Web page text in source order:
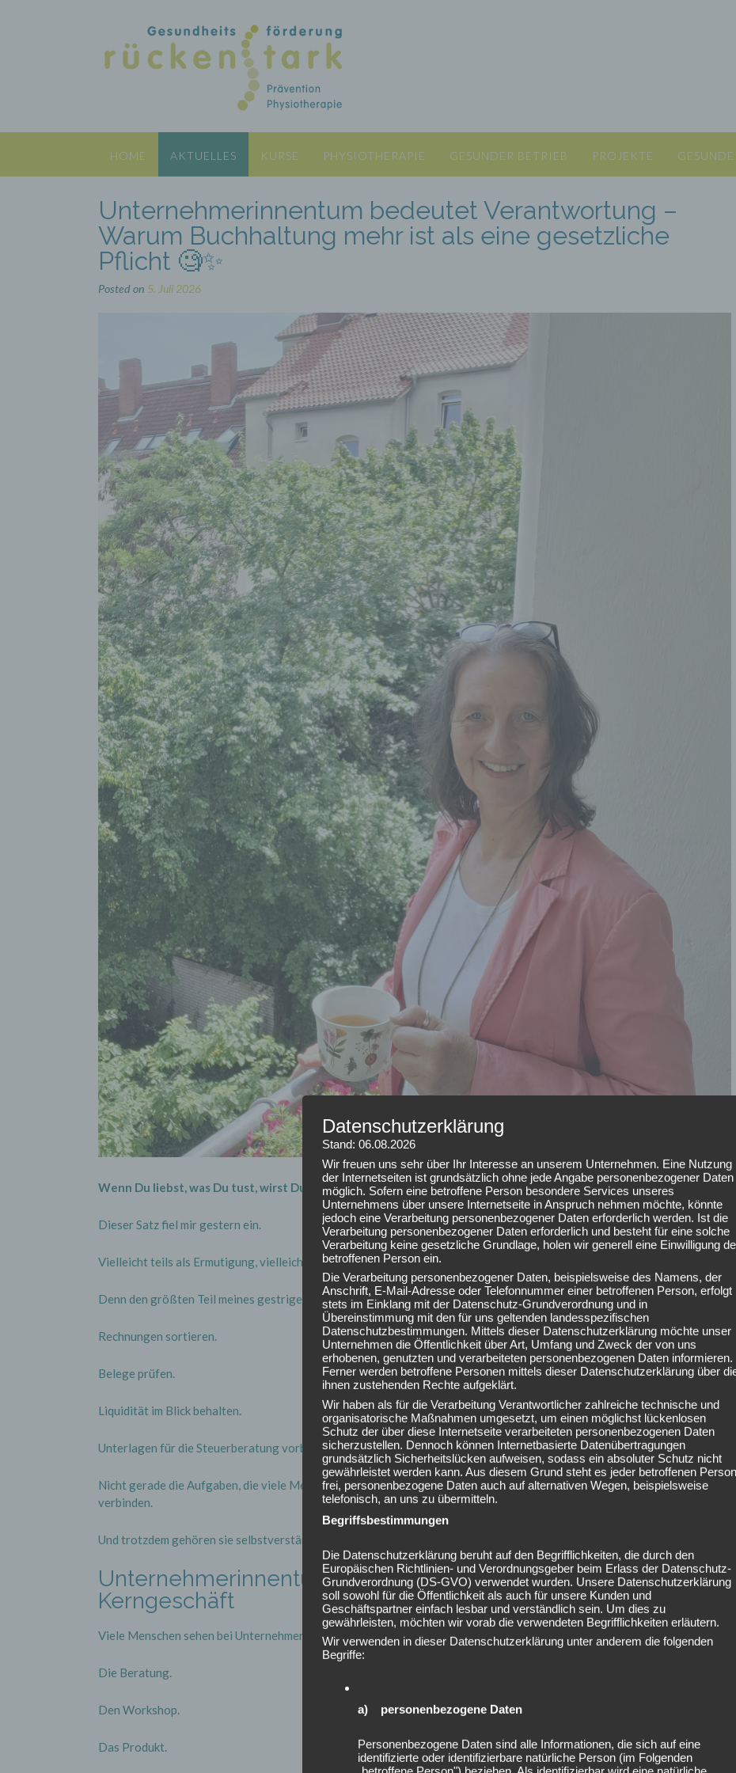
HOME AKTUELLES KURSE PHYSIOTHERAPIE GESUNDER BETRIEB PROJEKTE
Unternehmerinnentum bedeutet Verantwortung –
Warum Buchhaltung mehr ist als eine gesetzliche
Pflicht 🧐✨
Posted on 5. Juli 2026
Wenn Du liebst, was Du tust, wirst Du nie wieder arbeiten.
Dieser Satz fiel mir gestern ein.
Vielleicht teils als Ermutigung, vielleicht auch weil Zahlen tatsächlich beruhigen. 🧘‍♀️🙏
Denn den größten Teil meines gestrigen Samstags habe ich mit meiner Finanzbuchhaltung verbracht.
Rechnungen sortieren.
Belege prüfen.
Liquidität im Blick behalten.
Unterlagen für die Steuerberatung vorbereiten.
Nicht gerade die Aufgaben, die viele Menschen mit meinem Beruf als Physiotherapeutin und Gesundheitsmanagerin
verbinden.
Und trotzdem gehören sie selbstverständlich dazu.
Unternehmerinnentum besteht aus weit mehr als dem
Kerngeschäft
Viele Menschen sehen bei Unternehmerinnen und Unternehmern vor allem das eigentliche Angebot:
Die Beratung.
Den Workshop.
Das Produkt.
Datenschutzerklärung
Stand: 06.08.2026
Wir freuen uns sehr über Ihr Interesse an unserem Unternehmen. Eine Nutzung
der Internetseiten ist grundsätzlich ohne jede Angabe personenbezogener Daten
möglich. Sofern eine betroffene Person besondere Services unseres
Unternehmens über unsere Internetseite in Anspruch nehmen möchte, könnte
jedoch eine Verarbeitung personenbezogener Daten erforderlich werden. Ist die
Verarbeitung personenbezogener Daten erforderlich und besteht für eine solche
Verarbeitung keine gesetzliche Grundlage, holen wir generell eine Einwilligung
betroffenen Person ein.
Die Verarbeitung personenbezogener Daten, beispielsweise des Namens, der
Anschrift, E-Mail-Adresse oder Telefonnummer einer betroffenen Person, erfolgt
stets im Einklang mit der Datenschutz-Grundverordnung und in
Übereinstimmung mit den für uns geltenden landesspezifischen
Datenschutzbestimmungen. Mittels dieser Datenschutzerklärung möchte unser
Unternehmen die Öffentlichkeit über Art, Umfang und Zweck der von uns
erhobenen, genutzten und verarbeiteten personenbezogenen Daten informieren.
Ferner werden betroffene Personen mittels dieser Datenschutzerklärung über
ihnen zustehenden Rechte aufgeklärt.
Wir haben als für die Verarbeitung Verantwortlicher zahlreiche technische und
organisatorische Maßnahmen umgesetzt, um einen möglichst lückenlosen
Schutz der über diese Internetseite verarbeiteten personenbezogenen Daten
sicherzustellen. Dennoch können Internetbasierte Datenübertragungen
grundsätzlich Sicherheitslücken aufweisen, sodass ein absoluter Schutz nicht
gewährleistet werden kann. Aus diesem Grund steht es jeder betroffenen Person
frei, personenbezogene Daten auch auf alternativen Wegen, beispielsweise
telefonisch, an uns zu übermitteln.
Begriffsbestimmungen
Die Datenschutzerklärung beruht auf den Begrifflichkeiten, die durch den
Europäischen Richtlinien- und Verordnungsgeber beim Erlass der Datenschutz-
Grundverordnung (DS-GVO) verwendet wurden. Unsere Datenschutzerklärung
soll sowohl für die Öffentlichkeit als auch für unsere Kunden und
Geschäftspartner einfach lesbar und verständlich sein. Um dies zu
gewährleisten, möchten wir vorab die verwendeten Begrifflichkeiten erläutern.
Wir verwenden in dieser Datenschutzerklärung unter anderem die folgenden
Begriffe:
a) personenbezogene Daten
Personenbezogene Daten sind alle Informationen, die sich auf eine
identifizierte oder identifizierbare natürliche Person (im Folgenden